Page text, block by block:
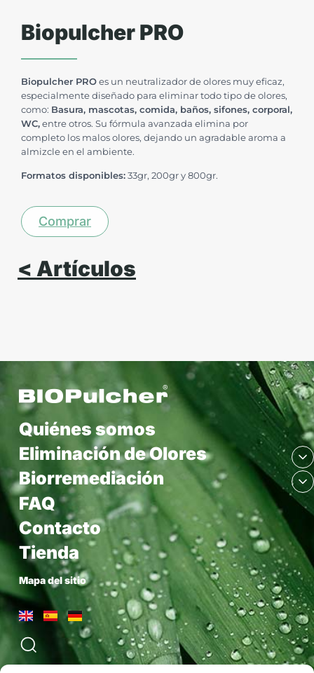
Biopulcher PRO
Biopulcher PRO es un neutralizador de olores muy eficaz,
especialmente diseñado para eliminar todo tipo de olores,
como: Basura, mascotas, comida, baños, sifones, corporal,
WC, entre otros. Su fórmula avanzada elimina por
completo los malos olores, dejando un agradable aroma a
almizcle en el ambiente.
Formatos disponibles: 33gr, 200gr y 800gr.
Comprar
< Artículos
Quiénes somos
Eliminación de Olores
Biorremediación
FAQ
Contacto
Tienda
Mapa del sitio